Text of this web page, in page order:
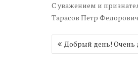
С уважением и
Тарасов Петр
Навигация
по
Добрый день! Очень